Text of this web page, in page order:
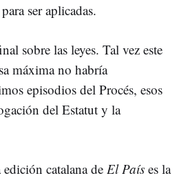
ser aplicadas.
sobre las leyes. Tal vez este
máxima no habría
episodios del Procés, esos
del Estatut y la
catalana de El País es la